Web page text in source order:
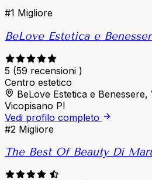
#1 Migliore
BeLove Estetica e
5 (59 recensioni )
Centro estetico
BeLove Estetica e
Vicopisano PI
Vedi profilo completo
#2 Migliore
The Best Of Beauty Di